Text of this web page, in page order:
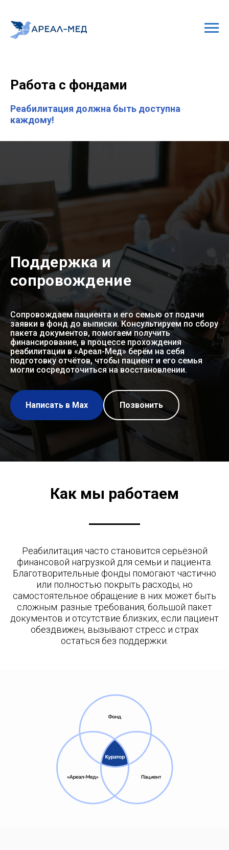
Работа с фондами
Реабилитация должна быть доступна
каждому!
Поддержка и
сопровождение
Сопровождаем пациента и его семью от подачи
заявки в фонд до выписки. Консультируем по сбору
пакета документов, помогаем получить
финансирование, в процессе прохождения
реабилитации в «Ареал-Мед» берём на себя
подготовку отчётов, чтобы пациент и его семья
могли сосредоточиться на восстановлении.
Написать в Мах Позвонить
Как мы работаем
Реабилитация часто становится серьёзной
финансовой нагрузкой для семьи и пациента.
Благотворительные фонды помогают частично
или полностью покрыть расходы, но
самостоятельное обращение в них может быть
сложным: разные требования, большой пакет
документов и отсутствие близких, если пациент
обездвижен, вызывают стресс и страх
остаться без поддержки.